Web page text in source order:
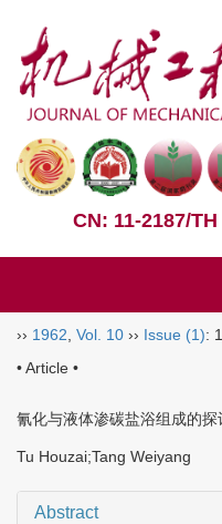
CN: 11-2187/TH
›› 1962 Vol. 10 ›› Issue (1):
• Article •
氰化与液体渗碳盐浴组成的探
Tu Houzai;Tang Weiyang
Abstract